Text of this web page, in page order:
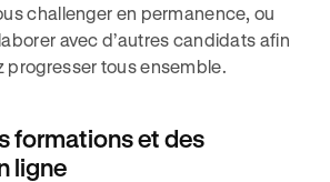
challenger en permanence, ou
avec d’autres candidats afin
progresser tous ensemble.
formations et des
ligne